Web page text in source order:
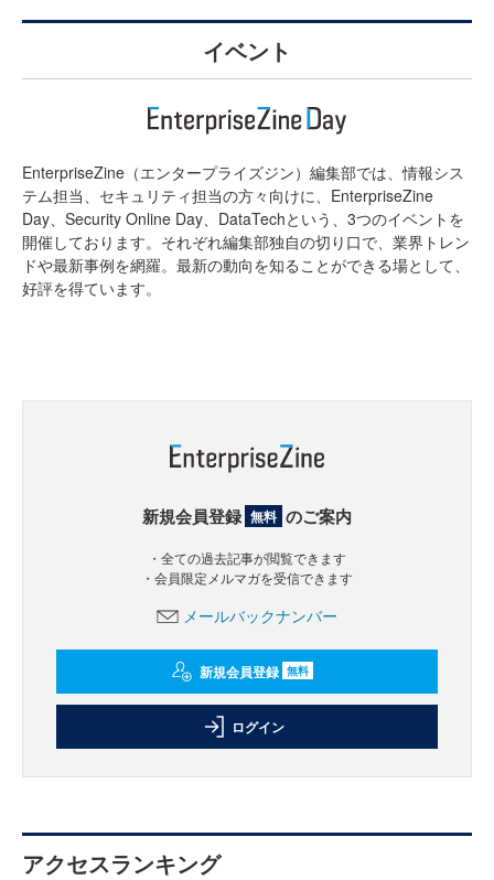
イベント
EnterpriseZine（エンタープライズジン）編集部では、情報シス
テム担当、セキュリティ担当の方々向けに、EnterpriseZine
Day、Security Online Day、DataTechという、3つのイベントを
開催しております。それぞれ編集部独自の切り口で、業界トレン
ドや最新事例を網羅。最新の動向を知ることができる場として、
好評を得ています。
新規会員登録 無料 のご案内
・全ての過去記事が閲覧できます
・会員限定メルマガを受信できます
メールバックナンバー
新規会員登録 無料
ログイン
アクセスランキング